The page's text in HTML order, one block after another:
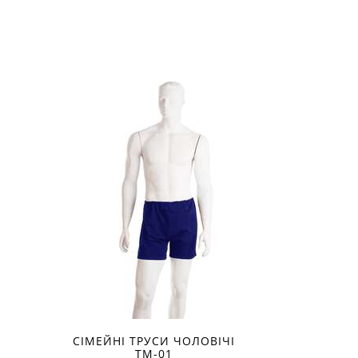
СІМЕЙНІ ТРУСИ ЧОЛОВІЧІ
ТМ-01